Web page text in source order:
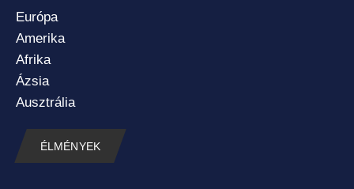
Európa
Amerika
Afrika
Ázsia
Ausztrália
ÉLMÉNYEK